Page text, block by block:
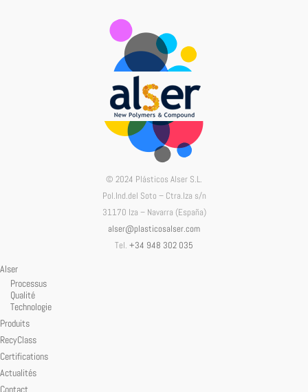
© 2024 Plásticos Alser S.L.
Pol.Ind.del Soto – Ctra.Iza s/n
31170 Iza – Navarra (España)
alser@plasticosalser.com
Tel. +34 948 302 035
Alser
Processus
Qualité
Technologie
Produits
RecyClass
Certifications
Actualités
Contact